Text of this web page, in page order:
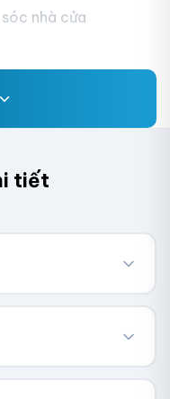
nhà cửa
tiết
(nơi chứa
toán kích